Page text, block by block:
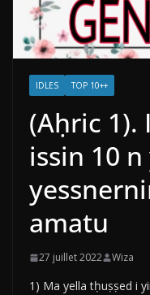
IDLES TOP 10++
(Aḥric 1).
issin 10
amatu
27 juillet 2022 Wiza
1) Ma yella tḥuṣṣed i